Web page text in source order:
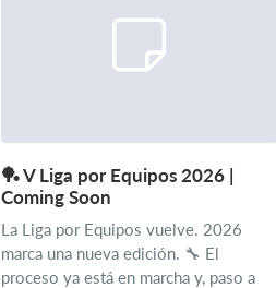
🏓 V Liga por Equipos 2026 |
Coming Soon
La Liga por Equipos vuelve. 2026
marca una nueva edición. 🔧 El
proceso ya está en marcha y, paso a